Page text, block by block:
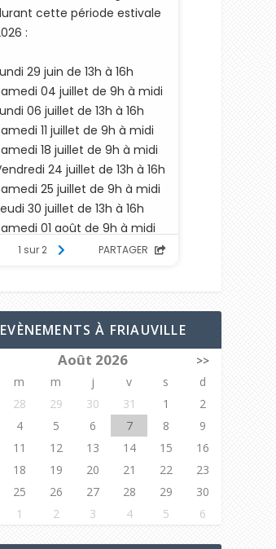
EVÈNEMENTS À FRIAUVILLE
Août 2026
>>
m m j v s
d
28 29 30 31 1
2
4 5 6 7 8
9
11 12 13 14 15
16
18 19 20 21 22
23
25 26 27 28 29
30
1 2 3 4 5 6